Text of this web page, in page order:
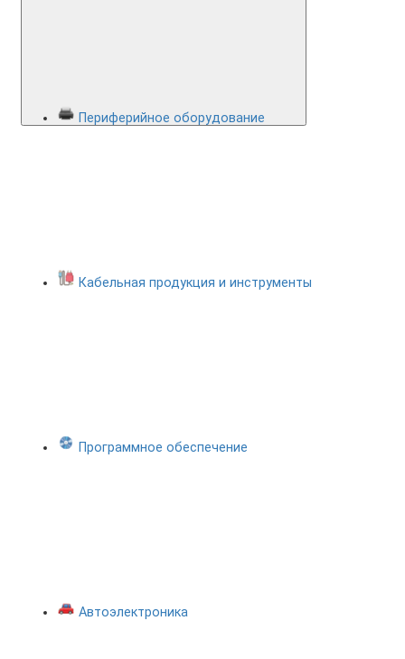
Периферийное оборудование
Кабельная продукция и инструменты
Программное обеспечение
Автоэлектроника